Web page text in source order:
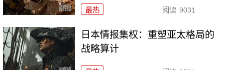
最热 阅读 9031
日本情报集权：重塑亚太格局的
战略算计